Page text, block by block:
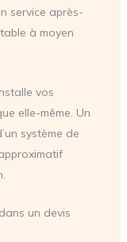
service après-
à moyen
vos
elle-même. Un
système de
un devis